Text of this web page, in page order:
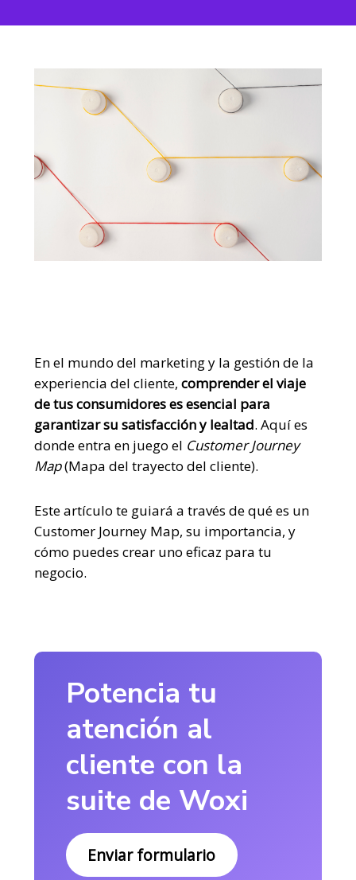
En el mundo del marketing y la gestión de la
experiencia del cliente, comprender el viaje
de tus consumidores es esencial para
garantizar su satisfacción y lealtad. Aquí es
donde entra en juego el Customer Journey
Map(Mapa del trayecto del cliente).
Este artículo te guiará a través de qué es un
Customer Journey Map, su importancia, y
cómo puedes crear uno eficaz para tu
negocio.
Potencia tu
atención al
cliente con la
suite de Woxi
Enviar formulario